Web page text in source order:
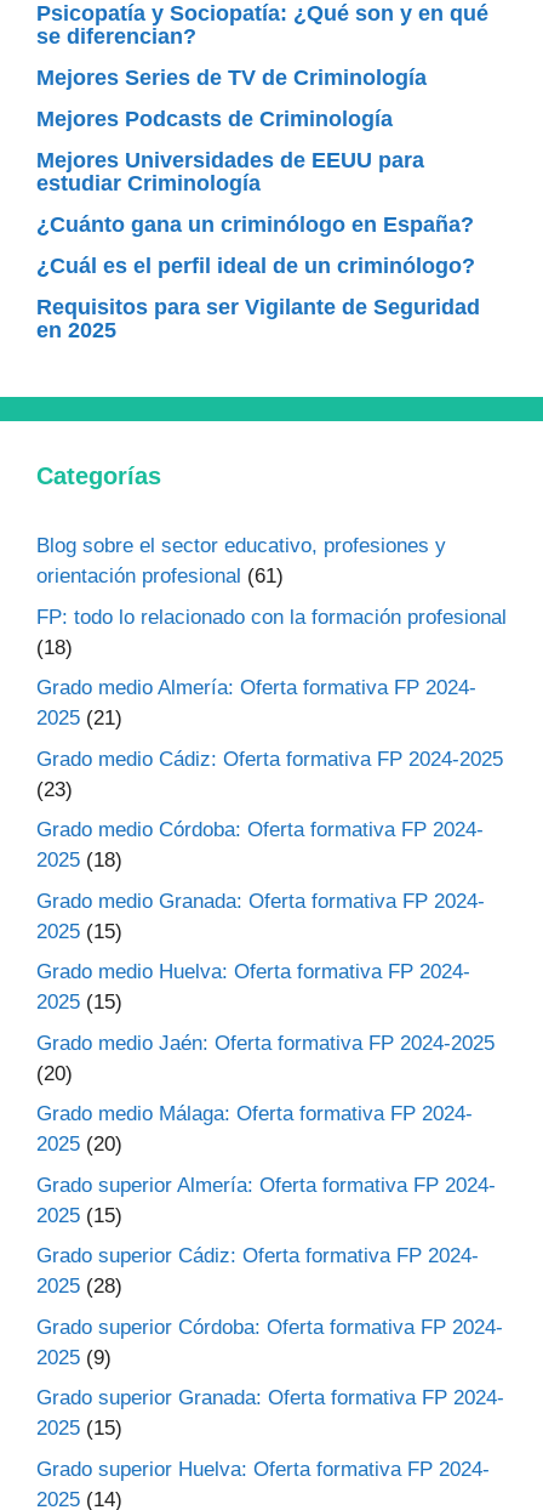
Psicopatía y Sociopatía: ¿Qué son y en qué
se diferencian?
Mejores Series de TV de Criminología
Mejores Podcasts de Criminología
Mejores Universidades de EEUU para
estudiar Criminología
¿Cuánto gana un criminólogo en España?
¿Cuál es el perfil ideal de un criminólogo?
Requisitos para ser Vigilante de Seguridad
en 2025
Categorías
Blog sobre el sector educativo, profesiones y
orientación profesional (61)
FP: todo lo relacionado con la formación profesional
(18)
Grado medio Almería: Oferta formativa FP 2024-
2025 (21)
Grado medio Cádiz: Oferta formativa FP 2024-2025
(23)
Grado medio Córdoba: Oferta formativa FP 2024-
2025 (18)
Grado medio Granada: Oferta formativa FP 2024-
2025 (15)
Grado medio Huelva: Oferta formativa FP 2024-
2025 (15)
Grado medio Jaén: Oferta formativa FP 2024-2025
(20)
Grado medio Málaga: Oferta formativa FP 2024-
2025 (20)
Grado superior Almería: Oferta formativa FP 2024-
2025 (15)
Grado superior Cádiz: Oferta formativa FP 2024-
2025 (28)
Grado superior Córdoba: Oferta formativa FP 2024-
2025 (9)
Grado superior Granada: Oferta formativa FP 2024-
2025 (15)
Grado superior Huelva: Oferta formativa FP 2024-
2025 (14)